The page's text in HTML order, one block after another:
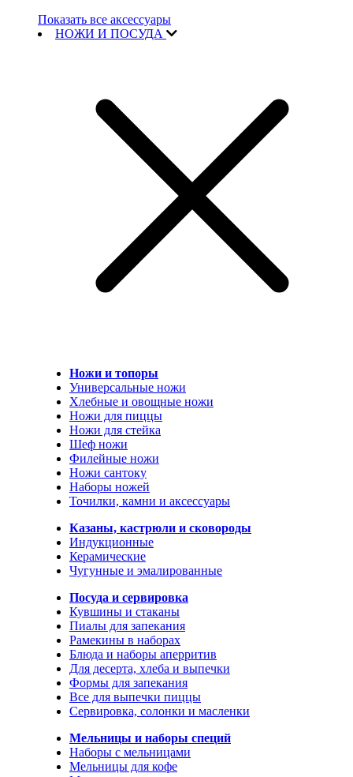
Показать все аксессуары
НОЖИ И ПОСУДА
Ножи и топоры
Универсальные ножи
Хлебные и овощные ножи
Ножи для пиццы
Ножи для стейка
Шеф ножи
Филейные ножи
Ножи сантоку
Наборы ножей
Точилки, камни и аксессуары
Казаны, кастрюли и сковороды
Индукционные
Керамические
Чугунные и эмалированные
Посуда и сервировка
Кувшины и стаканы
Пиалы для запекания
Рамекины в наборах
Блюда и наборы аперритив
Для десерта, хлеба и выпечки
Формы для запекания
Все для выпечки пиццы
Сервировка, солонки и масленки
Мельницы и наборы специй
Наборы с мельницами
Мельницы для кофе